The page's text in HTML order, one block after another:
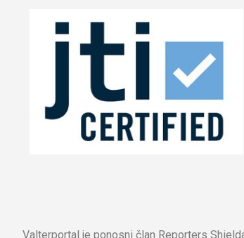
Valterportal je ponosni član Reporters